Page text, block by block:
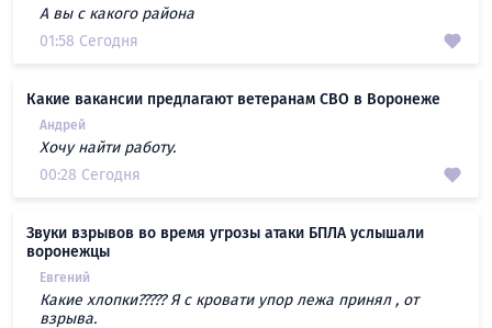
А вы с какого района
01:58 Сегодня
Какие вакансии предлагают ветеранам СВО в Воронеже
Андрей
Хочу найти работу.
00:28 Сегодня
Звуки взрывов во время угрозы атаки БПЛА услышали
воронежцы
Евгений
Какие хлопки????? Я с кровати упор лежа принял , от
взрыва.